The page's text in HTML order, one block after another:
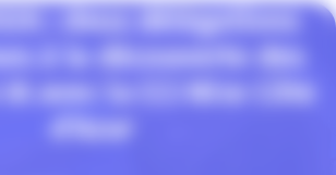
: deux délégations
à la découverte des
avec la CCI Nice Côte
d’Azur